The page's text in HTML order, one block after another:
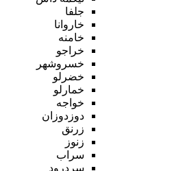
جلفا
خاروانا
خامنه
خراجو
خسروشهر
خضرلو
خمارلو
خواجه
دوزدوزان
زرنق
زنوز
سراب
سردرود